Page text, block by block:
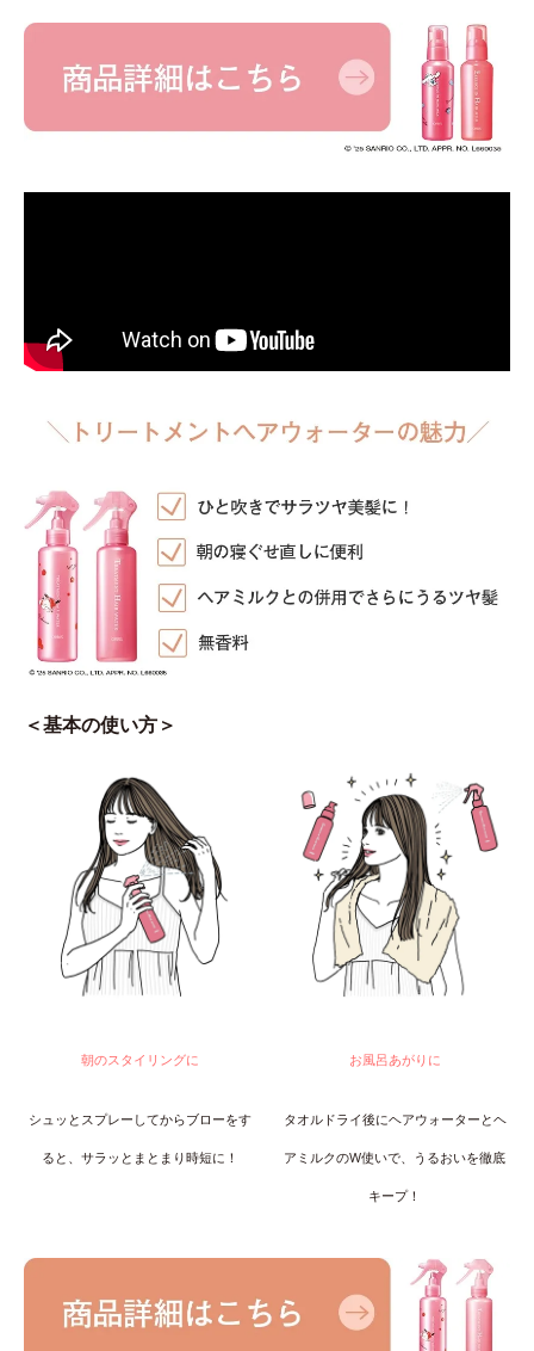
＜基本の使い方＞
朝のスタイリングに
シュッとスプレーしてからブローをす
ると、サラッとまとまり時短に！
お風呂あがりに
タオルドライ後にヘアウォーターとヘ
アミルクのW使いで、うるおいを徹底
キープ！